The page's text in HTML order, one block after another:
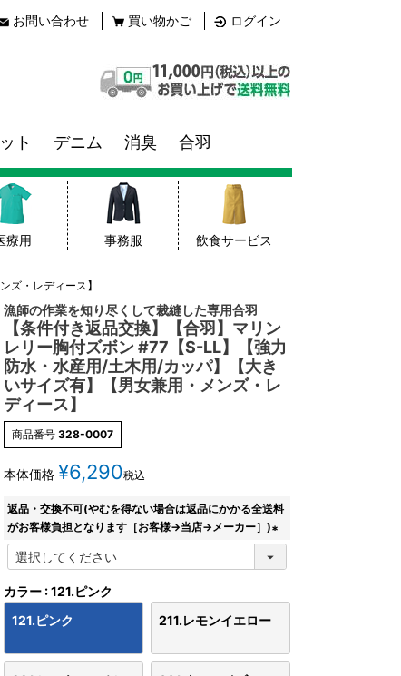
お問い合わせ 買い物かご ログイン
ト デニム 消臭 合羽
療用 事務服 飲食サービス
ズ・レディース】
漁師の作業を知り尽くして裁縫した専用合羽
【条件付き返品交換】【合羽】マリン
レリー胸付ズボン #77【S-LL】【強力
防水・水産用/土木用/カッパ】【大き
いサイズ有】【男女兼用・メンズ・レ
ディース】
商品番号 328-0007
本体価格 ¥6,290税込
返品・交換不可(やむを得ない場合は返品にかかる全送料
がお客様負担となります［お客様→当店→メーカー］)
必
)
カラー 121.ピンク
121.ピンク
211.レモンイエロー